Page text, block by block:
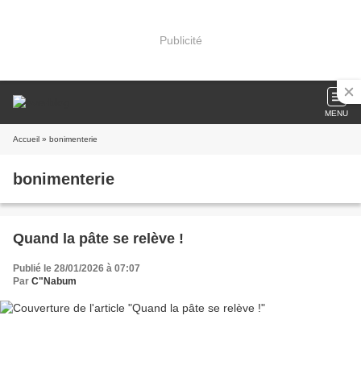
Publicité
MENU
Accueil » bonimenterie
bonimenterie
Quand la pâte se relève !
Publié le 28/01/2026 à 07:07
Par C"Nabum